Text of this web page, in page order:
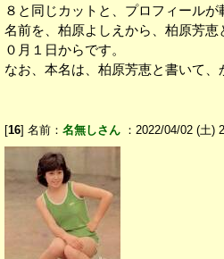
８と同じカットと、プロフィールが
名前を、柏原よしえから、柏原芳恵
０月１日からです。
なお、本名は、柏原芳恵と書いて、
[16] 名前： 名無しさん ：2022/04/02 (土)